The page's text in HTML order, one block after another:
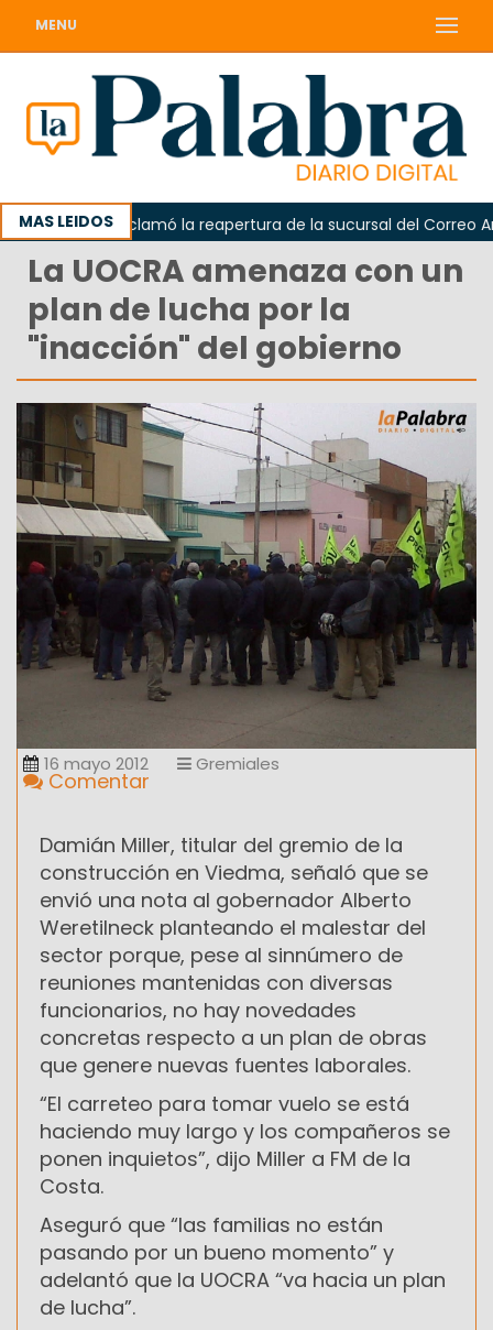
MENU
MAS LEIDOS
Odarda reclamó la reapertura de la sucursal del Correo
La UOCRA amenaza con un
plan de lucha por la
"inacción" del gobierno
16 mayo 2012 Gremiales
Comentar
Damián Miller, titular del gremio de la
construcción en Viedma, señaló que se
envió una nota al gobernador Alberto
Weretilneck planteando el malestar del
sector porque, pese al sinnúmero de
reuniones mantenidas con diversas
funcionarios, no hay novedades
concretas respecto a un plan de obras
que genere nuevas fuentes laborales.
“El carreteo para tomar vuelo se está
haciendo muy largo y los compañeros se
ponen inquietos”, dijo Miller a FM de la
Costa.
Aseguró que “las familias no están
pasando por un bueno momento” y
adelantó que la UOCRA “va hacia un plan
de lucha”.